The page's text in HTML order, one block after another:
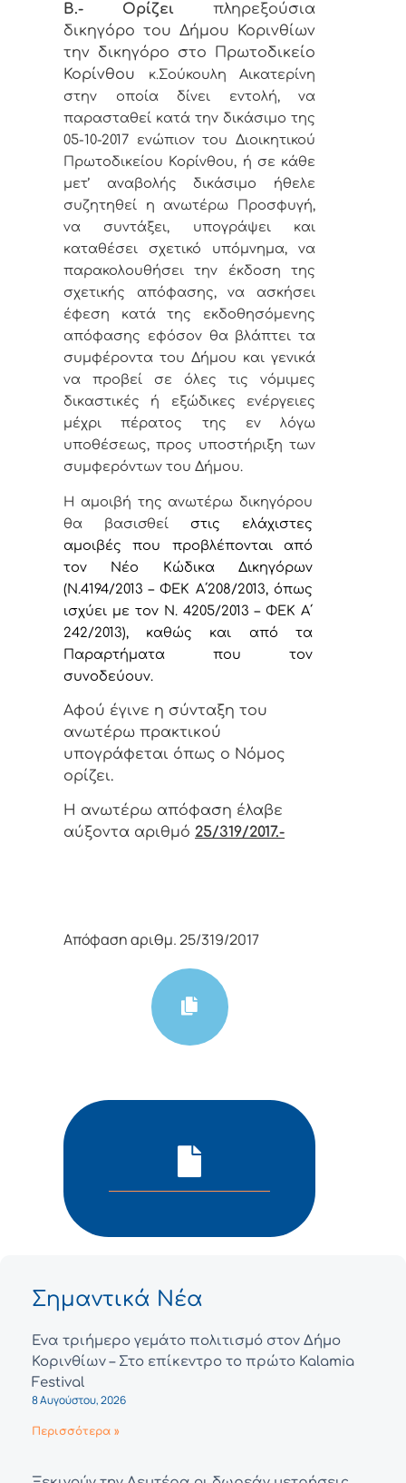
Β.- Ορίζει πληρεξούσια
δικηγόρο του Δήμου Κορινθίων
την δικηγόρο στο Πρωτοδικείο
Κορίνθου
κ.Σούκουλη Αικατερίνη
στην οποία δίνει εντολή, να
παρασταθεί κατά την δικάσιμο της
05-10-2017 ενώπιον του Διοικητικού
Πρωτοδικείου Κορίνθου, ή σε κάθε
μετ’ αναβολής δικάσιμο ήθελε
συζητηθεί η ανωτέρω Προσφυγή,
να συντάξει, υπογράψει και
καταθέσει σχετικό υπόμνημα, να
παρακολουθήσει την έκδοση της
σχετικής απόφασης, να ασκήσει
έφεση κατά της εκδοθησόμενης
απόφασης εφόσον θα βλάπτει τα
συμφέροντα του Δήμου και γενικά
να προβεί σε όλες τις νόμιμες
δικαστικές ή εξώδικες ενέργειες
μέχρι πέρατος της εν λόγω
υποθέσεως, προς υποστήριξη των
συμφερόντων του Δήμου.
Η αμοιβή της ανωτέρω δικηγόρου
θα βασισθεί στις ελάχιστες
αμοιβές που προβλέπονται από
τον Νέο Κώδικα Δικηγόρων
(Ν.4194/2013 – ΦΕΚ Α΄208/2013, όπως
ισχύει με τον Ν. 4205/2013 – ΦΕΚ Α΄
242/2013), καθώς και από τα
Παραρτήματα που τον
συνοδεύουν.
Αφoύ έγιvε η σύvταξη τoυ
αvωτέρω πρακτικoύ
υπoγράφεται όπως o Νόμoς
oρίζει.
Η αvωτέρω απόφαση έλαβε
αύξοντα αριθμό 25/319/2017.-
Απόφαση αριθμ. 25/319/2017
Σημαντικά Νέα
Ένα τριήμερο γεμάτο πολιτισμό στον Δήμο
Κορινθίων – Στο επίκεντρο το πρώτο Kalamia
Festival
8 Αυγούστου, 2026
Περισσότερα »